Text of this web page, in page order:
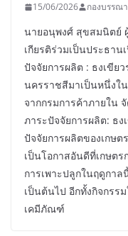
15/06/2026 กองบรรณ
นายอนุพงศ์ สุขสมนิตย์
เกียรติร่วมเป็นประธาน
ปัจจัยการผลิต : ธงเขีย
นครราชสีมาเป็นหนึ่งใ
จากกรมการค้าภายใน
ภาระปัจจัยการผลิต: ธ
ปัจจัยการผลิตของเกษ
เป็นโอกาสอันดีที่เกษตร
การเพาะปลูกในฤดูกา
เป็นต้นไป อีกทั้งกิจกร
เคมีภัณฑ์